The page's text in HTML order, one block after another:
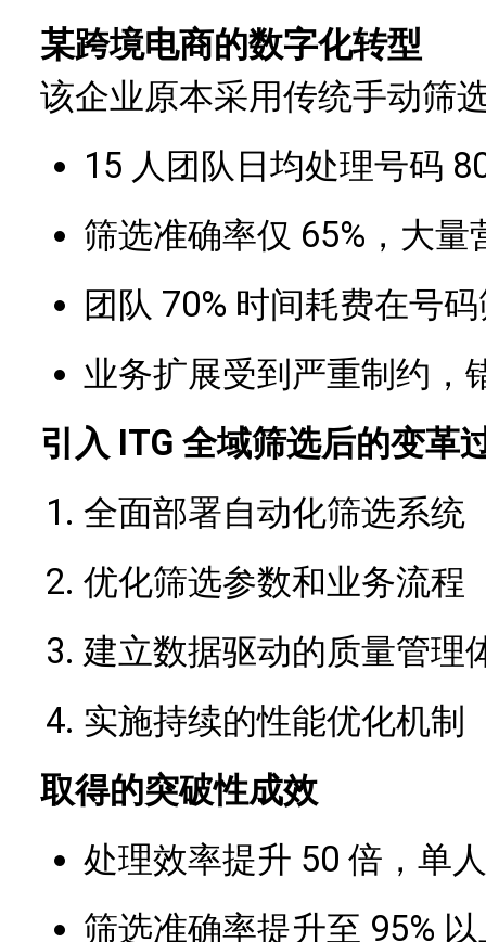
某跨境电商的数字化转型
该企业原本采用传统手动筛
15 人团队日均处理号码
筛选准确率仅 65%，大量
团队 70% 时间耗费在号
业务扩展受到严重制约，
引入 ITG 全域筛选后的变革
全面部署自动化筛选系统
优化筛选参数和业务流程
建立数据驱动的质量管理
实施持续的性能优化机制
取得的突破性成效
处理效率提升 50 倍，单
筛选准确率提升至 95%